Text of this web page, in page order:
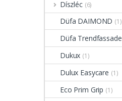
Díszléc (6)
Düfa DAIMOND (1)
Düfa Trendfassade
Dukux (1)
Dulux Easycare (1)
Eco Prim Grip (1)